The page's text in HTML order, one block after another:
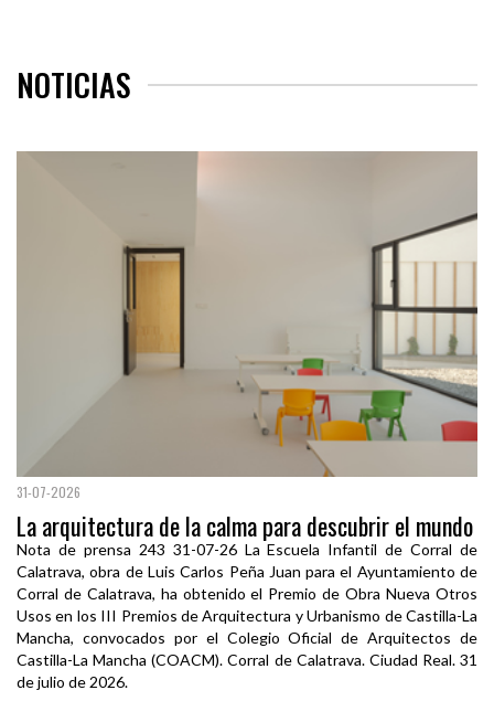
NOTICIAS
31-07-2026
La arquitectura de la calma para descubrir el mundo
Nota de prensa 243 31-07-26 La Escuela Infantil de Corral de
Calatrava, obra de Luis Carlos Peña Juan para el Ayuntamiento de
Corral de Calatrava, ha obtenido el Premio de Obra Nueva Otros
Usos en los III Premios de Arquitectura y Urbanismo de Castilla-La
Mancha, convocados por el Colegio Oficial de Arquitectos de
Castilla-La Mancha (COACM). Corral de Calatrava. Ciudad Real. 31
de julio de 2026.